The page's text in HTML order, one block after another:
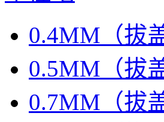
0.4MM（拔
0.5MM（拔
0.7MM（拔